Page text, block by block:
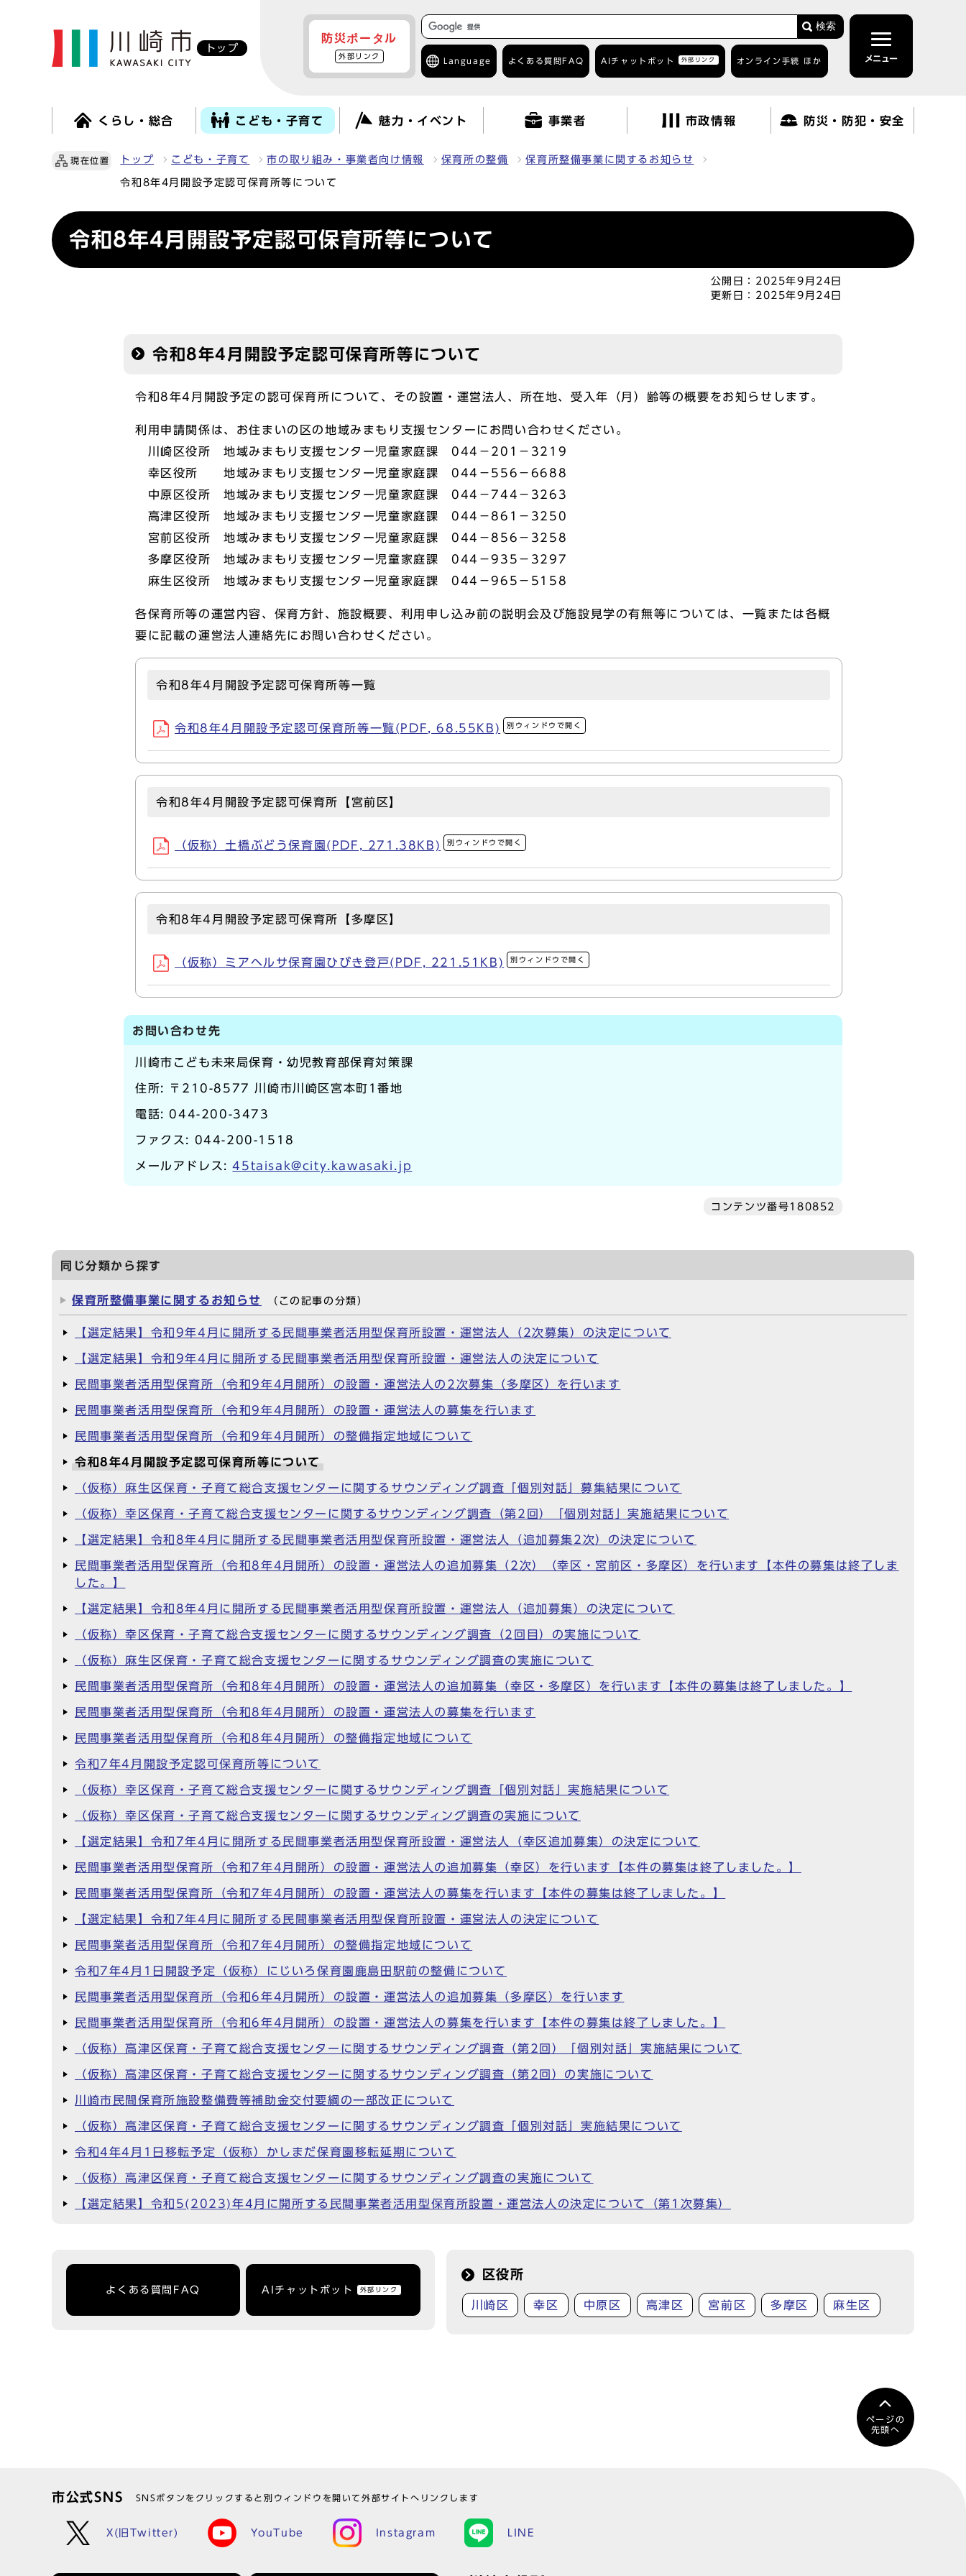
トップ
防災ポータル
外部リンク
検索
Language よくある質問 FAQ AIチャットボット 外部リンク オンライン手続 ほか メニュー
くらし・総合 こども・子育て 魅力・イベント 事業者 市政情報 防災・防犯・安全
現在位置 トップ こども・子育て 市の取り組み・事業者向け情報 保育所の整備 保育所整備事業に関するお知らせ
令和8年4月開設予定認可保育所等について
令和8年4月開設予定認可保育所等について
公開日： 2025年9月24日
更新日： 2025年9月24日
令和8年4月開設予定認可保育所等について
令和8年4月開設予定の認可保育所について、その設置・運営法人、所在地、受入年（月）齢等の概要をお知らせします。
利用申請関係は、お住まいの区の地域みまもり支援センターにお問い合わせください。
川崎区役所 地域みまもり支援センター児童家庭課 044－201－3219
幸区役所 地域みまもり支援センター児童家庭課 044－556－6688
中原区役所 地域みまもり支援センター児童家庭課 044－744－3263
高津区役所 地域みまもり支援センター児童家庭課 044－861－3250
宮前区役所 地域みまもり支援センター児童家庭課 044－856－3258
多摩区役所 地域みまもり支援センター児童家庭課 044－935－3297
麻生区役所 地域みまもり支援センター児童家庭課 044－965－5158
各保育所等の運営内容、保育方針、施設概要、利用申し込み前の説明会及び施設見学の有無等については、一覧または各概
要に記載の運営法人連絡先にお問い合わせください。
令和8年4月開設予定認可保育所等一覧
令和8年4月開設予定認可保育所等一覧(PDF, 68.55KB) 別ウィンドウで開く
令和8年4月開設予定認可保育所【宮前区】
（仮称）土橋ぶどう保育園(PDF, 271.38KB) 別ウィンドウで開く
令和8年4月開設予定認可保育所【多摩区】
（仮称）ミアヘルサ保育園ひびき登戸(PDF, 221.51KB) 別ウィンドウで開く
お問い合わせ先
川崎市こども未来局保育・幼児教育部保育対策課
住所: 〒210-8577 川崎市川崎区宮本町1番地
電話: 044-200-3473
ファクス: 044-200-1518
メールアドレス:45taisak@city.kawasaki.jp
コンテンツ番号180852
同じ分類から探す
保育所整備事業に関するお知らせ （この記事の分類）
【選定結果】令和9年4月に開所する民間事業者活用型保育所設置・運営法人（2次募集）の決定について
【選定結果】令和9年4月に開所する民間事業者活用型保育所設置・運営法人の決定について
民間事業者活用型保育所（令和9年4月開所）の設置・運営法人の2次募集（多摩区）を行います
民間事業者活用型保育所（令和9年4月開所）の設置・運営法人の募集を行います
民間事業者活用型保育所（令和9年4月開所）の整備指定地域について
令和8年4月開設予定認可保育所等について
（仮称）麻生区保育・子育て総合支援センターに関するサウンディング調査「個別対話」募集結果について
（仮称）幸区保育・子育て総合支援センターに関するサウンディング調査（第2回）「個別対話」実施結果について
【選定結果】令和8年4月に開所する民間事業者活用型保育所設置・運営法人（追加募集2次）の決定について
民間事業者活用型保育所（令和8年4月開所）の設置・運営法人の追加募集（2次）（幸区・宮前区・多摩区）を行います【本件の募集は終了しま
した。】
【選定結果】令和8年4月に開所する民間事業者活用型保育所設置・運営法人（追加募集）の決定について
（仮称）幸区保育・子育て総合支援センターに関するサウンディング調査（2回目）の実施について
（仮称）麻生区保育・子育て総合支援センターに関するサウンディング調査の実施について
民間事業者活用型保育所（令和8年4月開所）の設置・運営法人の追加募集（幸区・多摩区）を行います【本件の募集は終了しました。】
民間事業者活用型保育所（令和8年4月開所）の設置・運営法人の募集を行います
民間事業者活用型保育所（令和8年4月開所）の整備指定地域について
令和7年4月開設予定認可保育所等について
（仮称）幸区保育・子育て総合支援センターに関するサウンディング調査「個別対話」実施結果について
（仮称）幸区保育・子育て総合支援センターに関するサウンディング調査の実施について
【選定結果】令和7年4月に開所する民間事業者活用型保育所設置・運営法人（幸区追加募集）の決定について
民間事業者活用型保育所（令和7年4月開所）の設置・運営法人の追加募集（幸区）を行います【本件の募集は終了しました。】
民間事業者活用型保育所（令和7年4月開所）の設置・運営法人の募集を行います【本件の募集は終了しました。】
【選定結果】令和7年4月に開所する民間事業者活用型保育所設置・運営法人の決定について
民間事業者活用型保育所（令和7年4月開所）の整備指定地域について
令和7年4月1日開設予定（仮称）にじいろ保育園鹿島田駅前の整備について
民間事業者活用型保育所（令和6年4月開所）の設置・運営法人の追加募集（多摩区）を行います
民間事業者活用型保育所（令和6年4月開所）の設置・運営法人の募集を行います【本件の募集は終了しました。】
（仮称）高津区保育・子育て総合支援センターに関するサウンディング調査（第2回）「個別対話」実施結果について
（仮称）高津区保育・子育て総合支援センターに関するサウンディング調査（第2回）の実施について
川崎市民間保育所施設整備費等補助金交付要綱の一部改正について
（仮称）高津区保育・子育て総合支援センターに関するサウンディング調査「個別対話」実施結果について
令和4年4月1日移転予定（仮称）かしまだ保育園移転延期について
（仮称）高津区保育・子育て総合支援センターに関するサウンディング調査の実施について
【選定結果】令和5(2023)年4月に開所する民間事業者活用型保育所設置・運営法人の決定について（第1次募集）
よくある質問FAQ AIチャットボット 外部リンク
区役所
川崎区 幸区 中原区 高津区 宮前区 多摩区 麻生区
ページの
先頭へ
市公式SNS SNSボタンをクリックすると別ウィンドウを開いて外部サイトへリンクします
X(旧Twitter) YouTube Instagram LINE